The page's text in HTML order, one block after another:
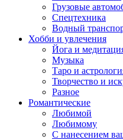
Грузовые
Спецтехника
Водный
Хобби и увлечения
Йога и
Музыка
Таро и
Творчество и
Разное
Романтические
Любимой
Любимому
С нанесением